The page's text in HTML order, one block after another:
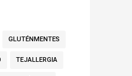
GLUTÉNMENTES
TEJALLERGIA